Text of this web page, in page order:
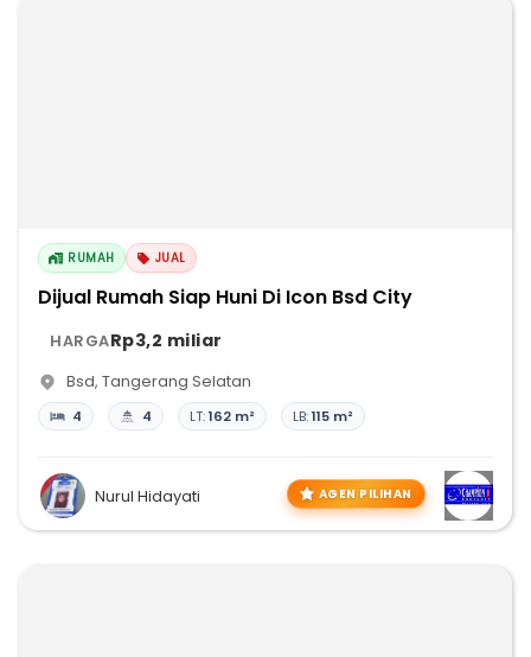
RUMAH JUAL
Dijual Rumah Siap Huni Di Icon Bsd City
HARGARp3,2 miliar
Bsd, Tangerang Selatan
4 4 LT:162 m² LB:115 m²
Nurul Hidayati AGEN PILIHAN